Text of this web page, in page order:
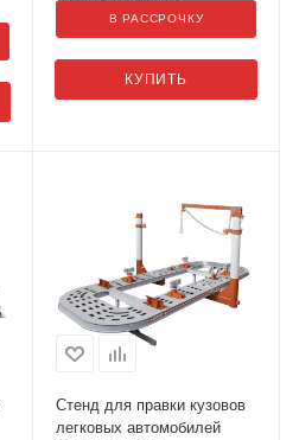
КУПИТЬ
В РАССРОЧКУ
Стенд для правки кузовов
легковых автомобилей